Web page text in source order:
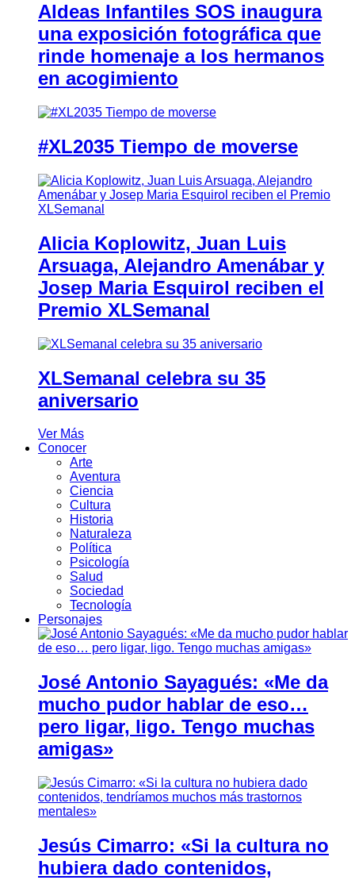
Aldeas Infantiles SOS inaugura
una exposición fotográfica que
rinde homenaje a los hermanos
en acogimiento
#XL2035 Tiempo de moverse
Alicia Koplowitz, Juan Luis
Arsuaga, Alejandro Amenábar y
Josep Maria Esquirol reciben el
Premio XLSemanal
XLSemanal celebra su 35
aniversario
Ver Más
Conocer
Arte
Aventura
Ciencia
Cultura
Historia
Naturaleza
Política
Psicología
Salud
Sociedad
Tecnología
Personajes
José Antonio Sayagués: «Me da
mucho pudor hablar de eso…
pero ligar, ligo. Tengo muchas
amigas»
Jesús Cimarro: «Si la cultura no
hubiera dado contenidos,